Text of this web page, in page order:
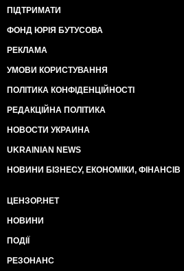
ПІДТРИМАТИ
ФОНД ЮРІЯ БУТУСОВА
РЕКЛАМА
УМОВИ КОРИСТУВАННЯ
ПОЛІТИКА КОНФІДЕНЦІЙНОСТІ
РЕДАКЦІЙНА ПОЛІТИКА
НОВОСТИ УКРАИНА
UKRAINIAN NEWS
НОВИНИ БІЗНЕСУ, ЕКОНОМІКИ, ФІНАНСІВ
ЦЕНЗОР.НЕТ
НОВИНИ
ПОДІЇ
РЕЗОНАНС